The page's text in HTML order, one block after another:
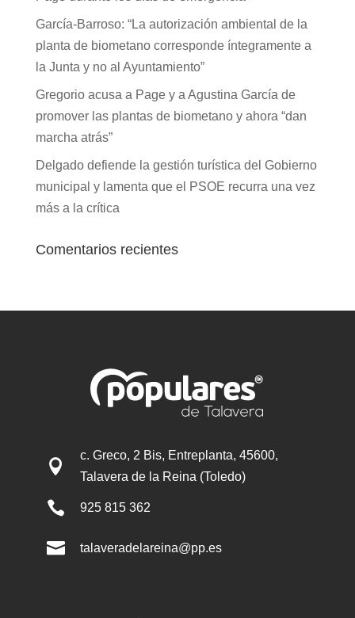
García-Barroso: “La autorización ambiental de la
planta de biometano corresponde íntegramente a
la Junta y no al Ayuntamiento”
Gregorio acusa a Page y a Agustina García de
promover las plantas de biometano y ahora “dan
marcha atrás”
Delgado defiende la gestión turística del Gobierno
municipal y lamenta que el PSOE recurra una vez
más a la crítica
Comentarios recientes

c. Greco, 2 Bis, Entreplanta, 45600,
Talavera de la Reina (Toledo)
 925 815 362
 talaveradelareina@pp.es